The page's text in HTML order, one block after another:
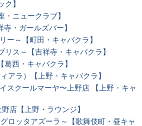
ク】
・ニュークラブ】
・ガールズバー】
ー～【町田・キャバクラ】
リス～【吉祥寺・キャバクラ】
西・キャバクラ】
アラ）【上野・キャバクラ】
スクールマーヤ〜上野店 【上野・キャ
店【上野・ラウンジ】
ロッタアズーラ～【歌舞伎町・昼キャ